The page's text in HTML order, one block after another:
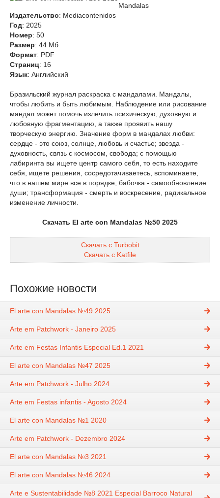
Mandalas
Издательство: Мediacontenidos
Год: 2025
Номер: 50
Размер: 44 Мб
Формат: PDF
Страниц: 16
Язык: Английский
Бразильский журнал раскраска с мандалами. Мандалы,
чтобы любить и быть любимым. Наблюдение или рисование
мандал может помочь излечить психическую, духовную и
любовную фрагментацию, а также проявить нашу
творческую энергию. Значение форм в мандалах любви:
сердце - это союз, солнце, любовь и счастье; звезда -
духовность, связь с космосом, свобода; с помощью
лабиринта вы ищете центр самого себя, то есть находите
себя, ищете решения, сосредотачиваетесь, вспоминаете,
что в нашем мире все в порядке; бабочка - самообновление
души; трансформация - смерть и воскресение, радикальное
изменение личности.
Скачать El arte con Mandalas №50 2025
Скачать с Turbobit
Скачать с Katfile
Похожие новости
El arte con Mandalas №49 2025
Arte em Patchwork - Janeiro 2025
Arte em Festas Infantis Especial Ed.1 2021
El arte con Mandalas №47 2025
Arte em Patchwork - Julho 2024
Arte em Festas infantis - Agosto 2024
El arte con Mandalas №1 2020
Arte em Patchwork - Dezembro 2024
El arte con Mandalas №3 2021
El arte con Mandalas №46 2024
Arte e Sustentabilidade №8 2021 Especial Barroco Natural